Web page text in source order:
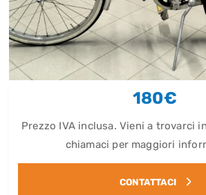
180€
Prezzo IVA inclusa. Vieni a trovarci
chiamaci per maggiori
CONTATTACI